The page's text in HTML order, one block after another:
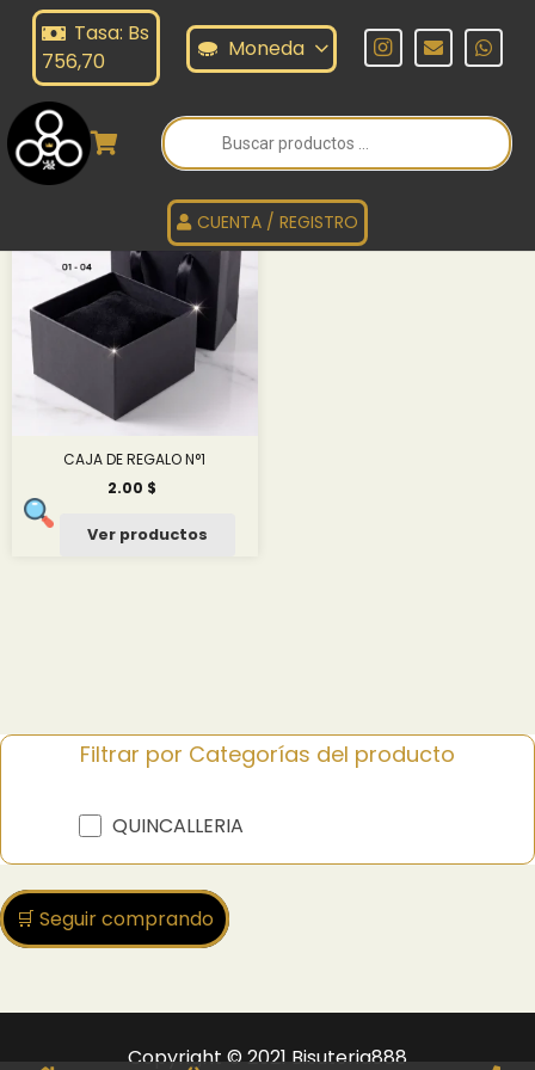
Tasa: Bs
756,70
Moneda
Búsqueda
de
productos
CUENTA / REGISTRO
BOX
CAJA DE REGALO N°1
2.00 $
Ver productos
Filtrar por Categorías del producto
QUINCALLERIA
🛒 Seguir comprando
Copyright © 2021 Bisuteria888